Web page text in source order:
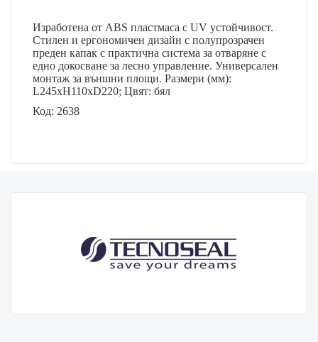
Изработена от ABS пластмаса с UV устойчивост.
Стилен и ергономичен дизайн с полупрозрачен
преден капак с практична система за отваряне с
едно докосване за лесно управление. Универсален
монтаж за външни площи. Размери (мм):
L245xH110xD220; Цвят: бял
Код: 2638